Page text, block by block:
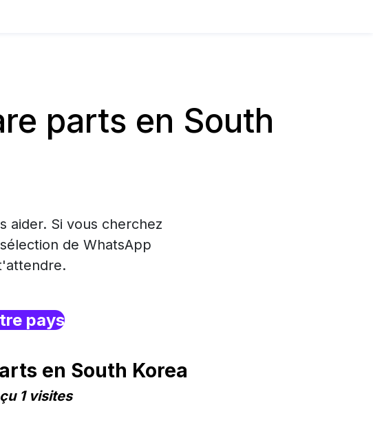
parts en South
aider. Si vous cherchez
de WhatsApp
pays
en South Korea
1 visites